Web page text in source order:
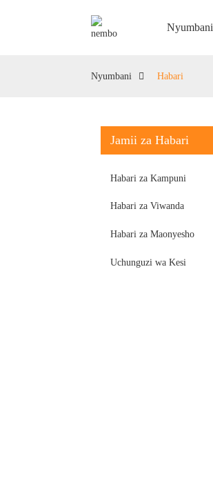
Nyumbani
Nyumbani Habari
Jamii za Habari
Habari za Kampuni
Habari za Viwanda
Habari za Maonyesho
Uchunguzi wa Kesi